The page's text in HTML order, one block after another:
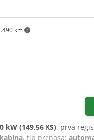
km
kW (149,56 KS), prva
, tip prenosa: